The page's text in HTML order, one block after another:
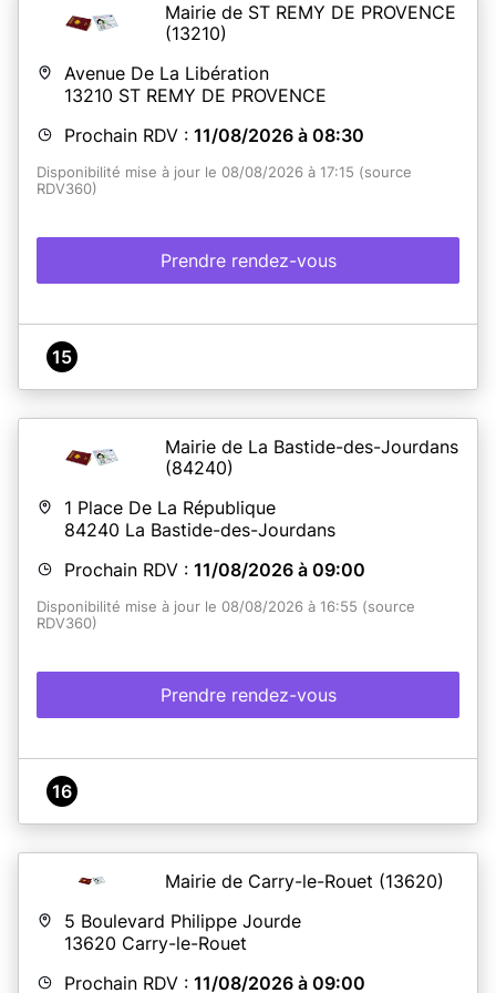
Mairie de ST REMY DE PROVENCE
(13210)
Avenue De La Libération
13210 ST REMY DE PROVENCE
Prochain RDV : 11/08/2026 à 08:30
Disponibilité mise à jour le 08/08/2026 à 17:15 (source
RDV360)
Prendre rendez-vous
15
Mairie de La Bastide-des-Jourdans
(84240)
1 Place De La République
84240 La Bastide-des-Jourdans
Prochain RDV : 11/08/2026 à 09:00
Disponibilité mise à jour le 08/08/2026 à 16:55 (source
RDV360)
Prendre rendez-vous
16
Mairie de Carry-le-Rouet (13620)
5 Boulevard Philippe Jourde
13620 Carry-le-Rouet
Prochain RDV : 11/08/2026 à 09:00